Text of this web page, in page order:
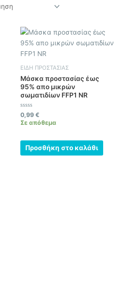
ΕΙΔΗ ΠΡΟΣΤΑΣΙΑΣ
Μάσκα προστασίας έως
95% απo μικρών
σωματιδίων FFP1 NR
Βαθμολογήθηκε
με
0
0,99 €
Σε απόθεμα
Προσθήκη στο καλάθι